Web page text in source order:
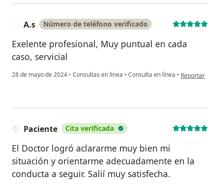
A.s Número de teléfono verificado
Exelente profesional, Muy puntual en cada
caso, servicial
28 de mayo de 2024 • Consultas en línea • Consulta en línea • en opinión
Reportar
Paciente Cita verificada
El Doctor logró aclararme muy bien mi
situación y orientarme adecuadamente en la
conducta a seguir. Salií muy satisfecha.